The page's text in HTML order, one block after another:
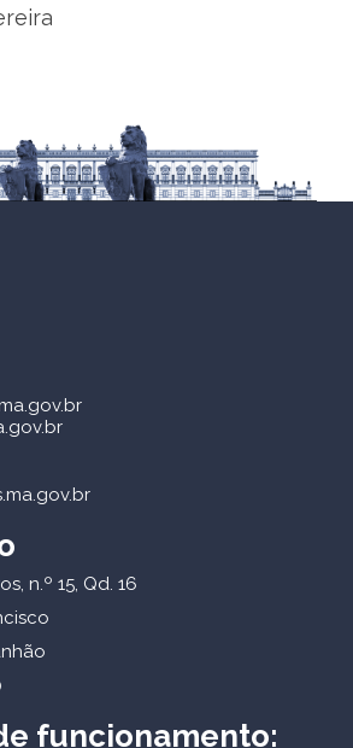
n.º 15, Qd. 16
funcionamento: